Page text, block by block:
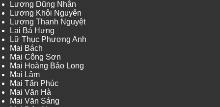
Lương Dũng Nhân
Lương Khôi Nguyên
Lương Thanh Nguyệt
Lại Bá Hưng
Lữ Thục Phương Anh
Mai Bách
Mai Công Sơn
Mai Hoàng Bảo Long
Mai Lâm
Mai Tấn Phúc
Mai Văn Hà
Mai Văn Sáng